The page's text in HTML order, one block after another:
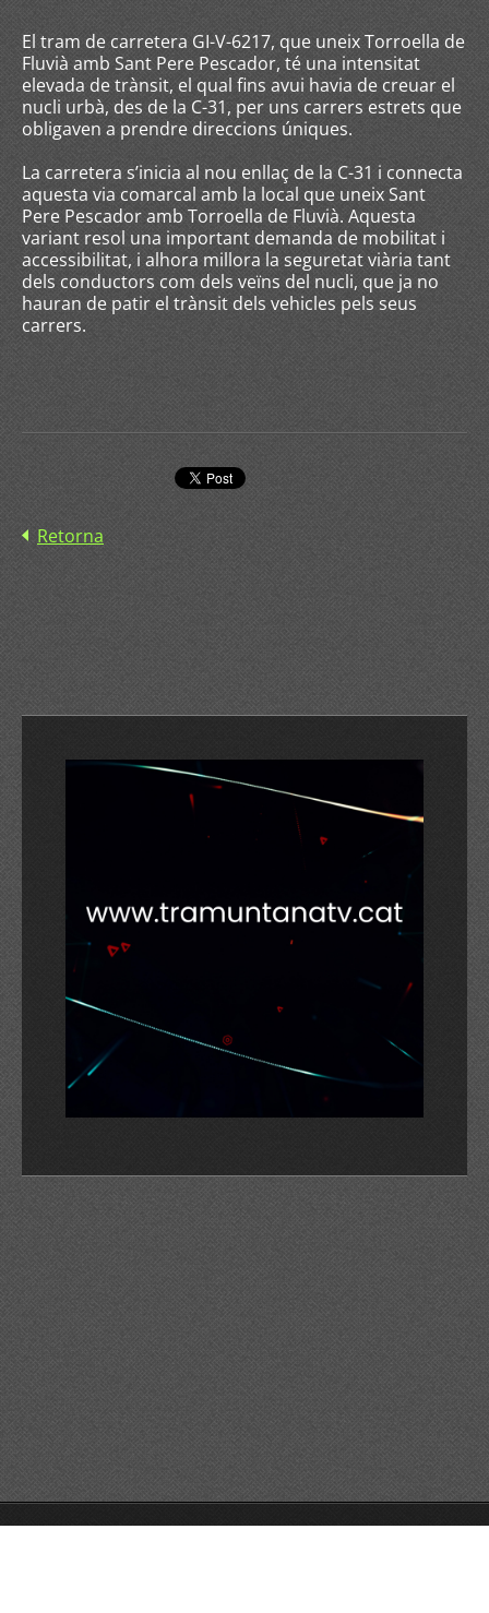
El tram de carretera GI-V-6217, que uneix Torroella de
Fluvià amb Sant Pere Pescador, té una intensitat
elevada de trànsit, el qual fins avui havia de creuar el
nucli urbà, des de la C-31, per uns carrers estrets que
obligaven a prendre direccions úniques.
La carretera s’inicia al nou enllaç de la C-31 i connecta
aquesta via comarcal amb la local que uneix Sant
Pere Pescador amb Torroella de Fluvià. Aquesta
variant resol una important demanda de mobilitat i
accessibilitat, i alhora millora la seguretat viària tant
dels conductors com dels veïns del nucli, que ja no
hauran de patir el trànsit dels vehicles pels seus
carrers.
Retorna